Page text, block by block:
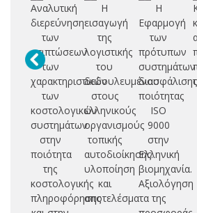
Αναλυτική
διερεύνηση
των
επιπτώσεων
των
χαρακτηριστικών
των
κοστολογικών
συστημάτων
στην
ποιότητα
της
κοστολογικής
πληροφόρησης
Η
εισαγωγή
της
λογιστικής
του
δεδουλευμένου
στους
ελληνικούς
οργανισμούς
τοπικής
αυτοδιοίκησης:
υλοποίηση
και
αποτελέσματα
Η
Εφαρμογή
των
πρότυπων
συστημάτων
διασφάλισης
ποιότητας
ISO
9000
στην
Ελληνική
βιομηχανία.
Αξιολόγηση
της